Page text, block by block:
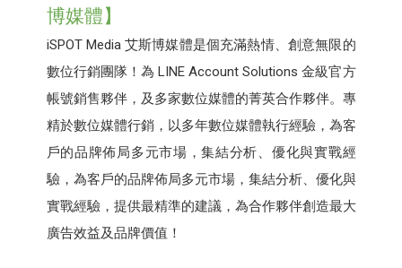
博媒體】
iSPOT Media 艾斯博媒體是個充滿熱情、創意無限的
數位行銷團隊！為 LINE Account Solutions 金級官方
帳號銷售夥伴，及多家數位媒體的菁英合作夥伴。專
精於數位媒體行銷，以多年數位媒體執行經驗，為客
戶的品牌佈局多元市場，集結分析、優化與實戰經
驗，為客戶的品牌佈局多元市場，集結分析、優化與
實戰經驗，提供最精準的建議，為合作夥伴創造最大
廣告效益及品牌價值！